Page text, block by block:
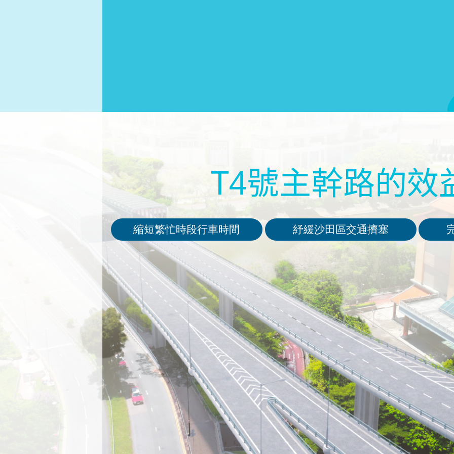
T4號主幹路的效
縮短繁忙時段行車時間 紓緩沙田區交通擠塞